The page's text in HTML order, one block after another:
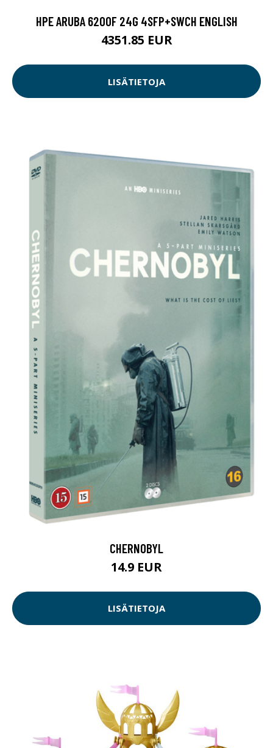
HPE ARUBA 6200F 24G 4SFP+SWCH ENGLISH
4351.85 EUR
LISÄTIETOJA
CHERNOBYL
14.9 EUR
LISÄTIETOJA